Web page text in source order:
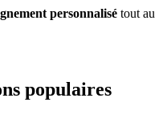
personnalisé tout au
populaires